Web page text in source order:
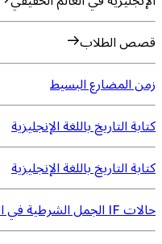
قصص الطلاب
زمن المضارع البسيط
كتابة التاريخ باللغة الإنجليزية
كتابة التاريخ باللغة الإنجليزية
حالات IF الجمل الشرطية في اللغة الإنجليزية